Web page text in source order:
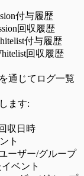
付与履歴
回収履歴
付与履歴
回収履歴
通じてログ一覧
ます:
収日時
ト
ーザー/グループ
ベント